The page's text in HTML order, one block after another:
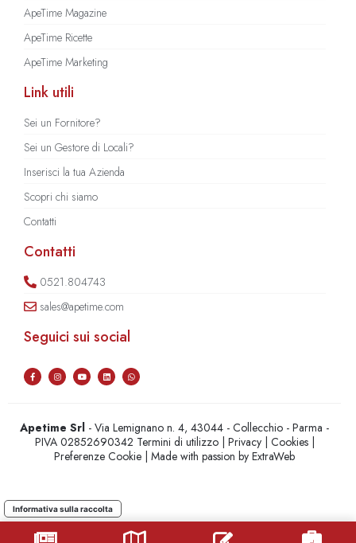
ApeTime Magazine
ApeTime Ricette
ApeTime Marketing
Link utili
Sei un Fornitore?
Sei un Gestore di Locali?
Inserisci la tua Azienda
Scopri chi siamo
Contatti
Contatti
0521.804743
sales@apetime.com
Seguici sui social
Apetime Srl - Via Lemignano n. 4, 43044 - Collecchio - Parma -
PIVA 02852690342 Termini di utilizzo| Privacy| Cookies|
Preferenze Cookie | Made with passion byExtraWeb
Informativa sulla raccolta